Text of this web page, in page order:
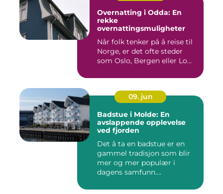
Overnatting i Odda: En
rekke
overnattingsmuligheter
Når folk tenker på å reise til
Norge, er det ofte steder
som Oslo, Bergen eller Lo...
09. jun
Badstue i Molde: En
avslappende opplevelse
ved fjorden
Det å ta en badstue er en
gammel tradisjon som blir
mer og mer populær i
dagens samfunn....